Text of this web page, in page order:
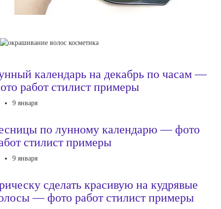
календарь на декабрь по часам —
работ стилист примеры
9 января
по лунному календарю — фото
стилист примеры
9 января
сделать красивую на кудрявые
— фото работ стилист примеры